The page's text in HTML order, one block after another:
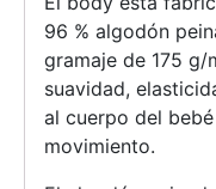
96 % algodón
gramaje de 175 g/
suavidad,
al cuerpo del
movimiento.